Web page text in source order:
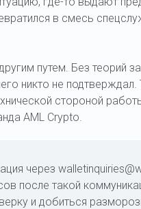
в смесь
путем. Без теорий
никто не подтверждал.
стороной
AML Crypto.
через
после такой
и добиться